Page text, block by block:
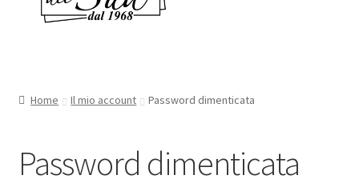
Shop
Home Il mio account Password dimenticata
Password dimenticata